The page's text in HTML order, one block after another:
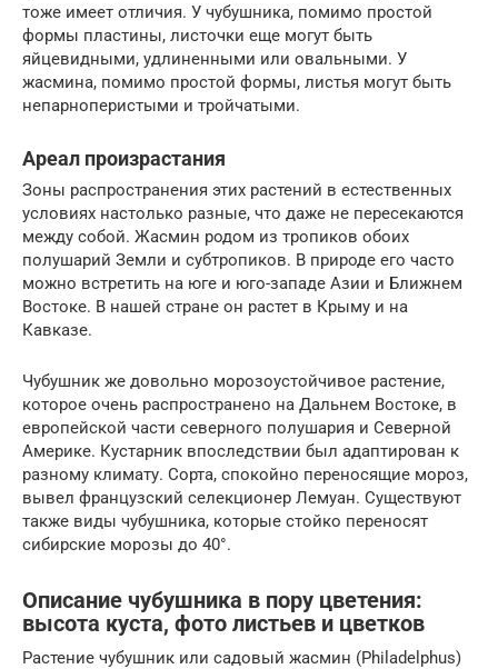
тоже имеет отличия. У чубушника, помимо простой
формы пластины, листочки еще могут быть
яйцевидными, удлиненными или овальными. У
жасмина, помимо простой формы, листья могут быть
непарноперистыми и тройчатыми.
Ареал произрастания
Зоны распространения этих растений в естественных
условиях настолько разные, что даже не пересекаются
между собой. Жасмин родом из тропиков обоих
полушарий Земли и субтропиков. В природе его часто
можно встретить на юге и юго-западе Азии и Ближнем
Востоке. В нашей стране он растет в Крыму и на
Кавказе.
Чубушник же довольно морозоустойчивое растение,
которое очень распространено на Дальнем Востоке, в
европейской части северного полушария и Северной
Америке. Кустарник впоследствии был адаптирован к
разному климату. Сорта, спокойно переносящие мороз,
вывел французский селекционер Лемуан. Существуют
также виды чубушника, которые стойко переносят
сибирские морозы до 40°.
Описание чубушника в пору цветения:
высота куста, фото листьев и цветков
Растение чубушник или садовый жасмин (Philadelphus)